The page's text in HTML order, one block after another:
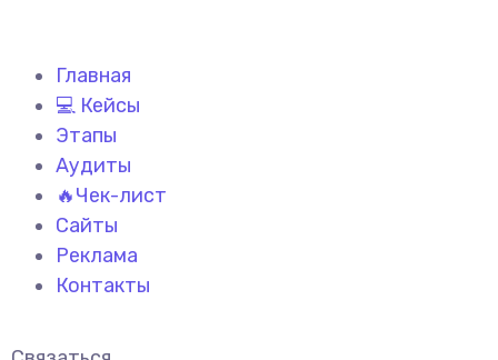
Главная
💻 Кейсы
Этапы
Аудиты
🔥Чек-лист
Сайты
Реклама
Контакты